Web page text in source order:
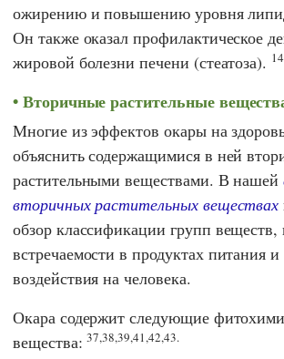
ожирению и повышению уровня
Он также оказал профилактическое
жировой болезни печени (стеатоза).
Вторичные растительные
Многие из эффектов окары на
объяснить содержащимися в ней
растительными веществами. В нашей
вторичных растительных веществах
обзор классификации групп веществ,
встречаемости в продуктах питания
воздействия на человека.
Окара содержит следующие
вещества:37,38,39,41,42,43.